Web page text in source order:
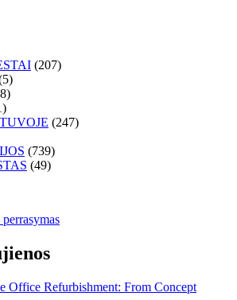
(207)
(247)
(739)
(49)